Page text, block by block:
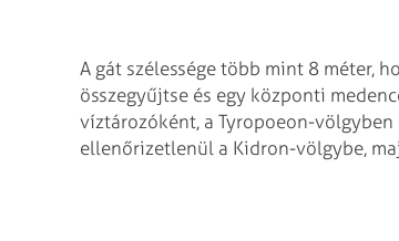
A gát szélessége több mint 8 méter,
összegyűjtse és egy központi
víztározóként, a Tyropoeon-
ellenőrizetlenül a Kidron-völgybe,